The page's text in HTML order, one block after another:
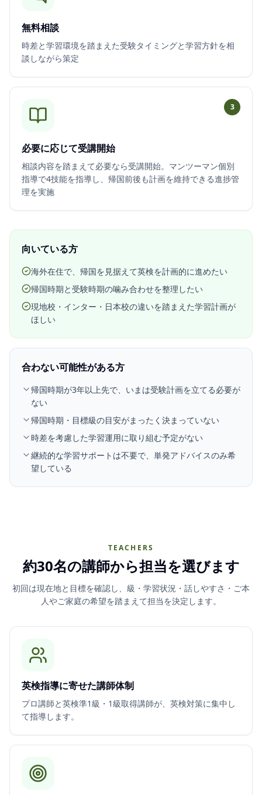
無料相談
時差と学習環境を踏まえた受験タイミングと学習方針を相
談しながら策定
3
必要に応じて受講開始
相談内容を踏まえて必要なら受講開始。マンツーマン個別
指導で4技能を指導し、帰国前後も計画を維持できる進捗管
理を実施
向いている方
海外在住で、帰国を見据えて英検を計画的に進めたい
帰国時期と受験時期の噛み合わせを整理したい
現地校・インター・日本校の違いを踏まえた学習計画が
ほしい
合わない可能性がある方
帰国時期が3年以上先で、いまは受験計画を立てる必要が
ない
帰国時期・目標級の目安がまったく決まっていない
時差を考慮した学習運用に取り組む予定がない
継続的な学習サポートは不要で、単発アドバイスのみ希
望している
TEACHERS
約30名の講師から担当を選びます
初回は現在地と目標を確認し、級・学習状況・話しやすさ・ご本
人やご家庭の希望を踏まえて担当を決定します。
英検指導に寄せた講師体制
プロ講師と英検準1級・1級取得講師が、英検対策に集中し
て指導します。